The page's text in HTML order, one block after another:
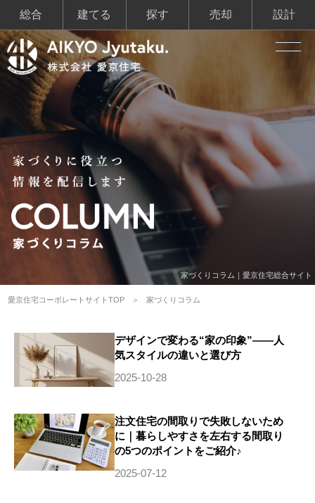
総合 建てる 探す 売却 設計
家づくりコラム｜愛京住宅総合サイト
愛京住宅コーポレートサイトTOP 家づくりコラム
デザインで変わる“家の印象”——人
気スタイルの違いと選び方
2025-10-28
注文住宅の間取りで失敗しないため
に｜暮らしやすさを左右する間取り
の5つのポイントをご紹介♪
2025-07-12